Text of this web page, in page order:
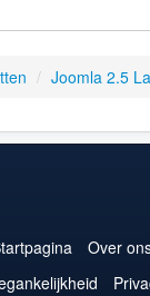
/ Joomla 2.5
Over